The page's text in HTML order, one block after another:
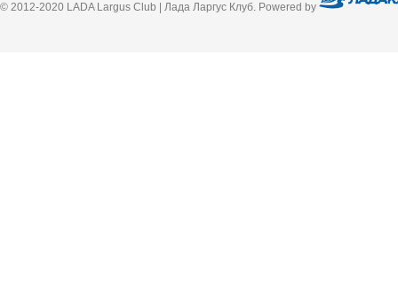
© 2012-2020 LADA Largus Club | Лада Ларгус Клуб. Powered by